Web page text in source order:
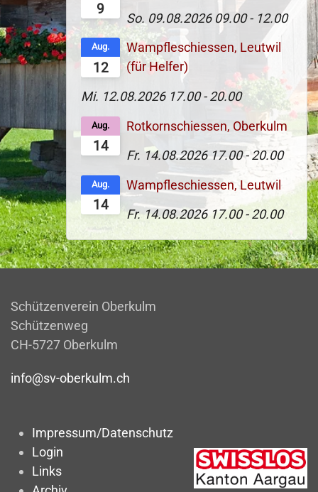
9
So. 09.08.2026 09.00 - 12.00
12
Aug.
Wampfleschiessen, Leutwil
(für Helfer)
Mi. 12.08.2026 17.00 - 20.00
14
Aug.
Rotkornschiessen, Oberkulm
Fr. 14.08.202617.00- 20.00
14
Aug.
Wampfleschiessen, Leutwil
Fr. 14.08.2026 17.00 - 20.00
Schützenverein Oberkulm
Schützenweg
CH-5727 Oberkulm
info@sv-oberkulm.ch
Impressum/Datenschutz
Login
Links